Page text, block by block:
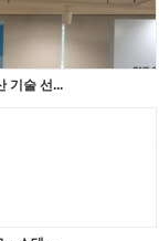
기술 선...